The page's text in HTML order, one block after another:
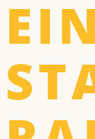
EIN